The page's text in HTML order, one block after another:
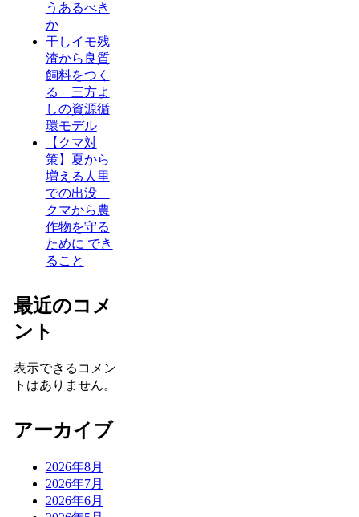
うあるべき
か
干しイモ残
渣から良質
飼料をつく
る 三方よ
しの資源循
環モデル
【クマ対
策】夏から
増える人里
での出没
クマから農
作物を守る
ために でき
ること
最近のコメ
ント
表示できるコメン
トはありません。
アーカイブ
2026年8月
2026年7月
2026年6月